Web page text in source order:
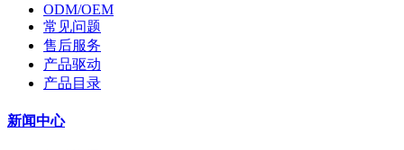
ODM/OEM
常见问题
售后服务
产品驱动
产品目录
新闻中心